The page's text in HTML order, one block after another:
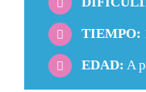
TIEMPO:
EDAD: A